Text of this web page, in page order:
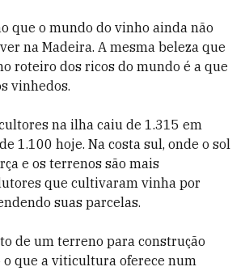
que o mundo do vinho ainda não
na Madeira. A mesma beleza que
roteiro dos ricos do mundo é a que
vinhedos.
na ilha caiu de 1.315 em
1.100 hoje. Na costa sul, onde o sol
e os terrenos são mais
que cultivaram vinha por
suas parcelas.
de um terreno para construção
que a viticultura oferece num